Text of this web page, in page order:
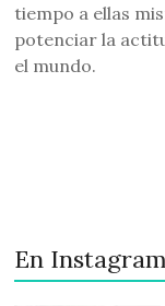
tiempo a ellas
potenciar la
el mundo.
En Instagram